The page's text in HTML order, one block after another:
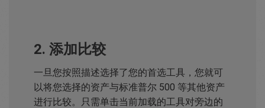
2. 添加比较
一旦您按照描述选择了您的首选工具，您就可
以将您选择的资产与标准普尔 500 等其他资产
进行比较。只需单击当前加载的工具对旁边的